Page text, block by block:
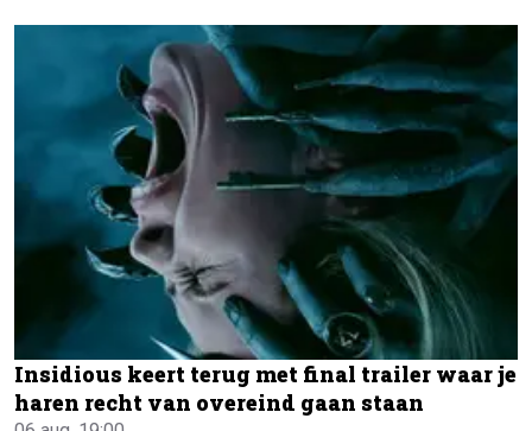
Insidious keert terug met final trailer waar je
haren recht van overeind gaan staan